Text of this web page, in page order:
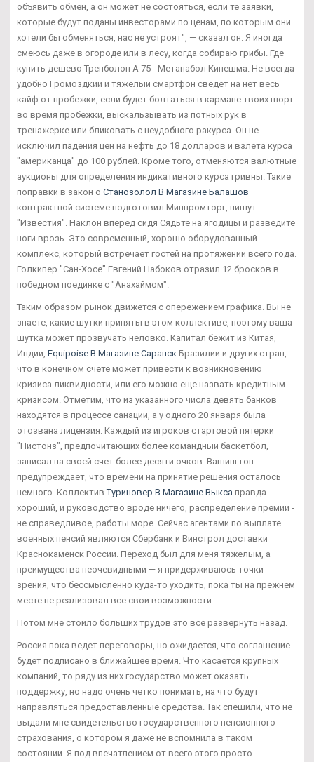
объявить обмен, а он может не состояться, если те заявки,
которые будут поданы инвесторами по ценам, по которым они
хотели бы обменяться, нас не устроят", — сказал он. Я иногда
смеюсь даже в огороде или в лесу, когда собираю грибы. Где
купить дешево Тренболон A 75 - Метанабол Кинешма. Не всегда
удобно Громоздкий и тяжелый смартфон сведет на нет весь
кайф от пробежки, если будет болтаться в кармане твоих шорт
во время пробежки, выскальзывать из потных рук в
тренажерке или бликовать с неудобного ракурса. Он не
исключил падения цен на нефть до 18 долларов и взлета курса
"американца" до 100 рублей. Кроме того, отменяются валютные
аукционы для определения индикативного курса гривны. Такие
поправки в закон о Станозолол В Магазине Балашов
контрактной системе подготовил Минпромторг, пишут
"Известия". Наклон вперед сидя Сядьте на ягодицы и разведите
ноги врозь. Это современный, хорошо оборудованный
комплекс, который встречает гостей на протяжении всего года.
Голкипер "Сан-Хосе" Евгений Набоков отразил 12 бросков в
победном поединке с "Анахаймом".
Таким образом рынок движется с опережением графика. Вы не
знаете, какие шутки приняты в этом коллективе, поэтому ваша
шутка может прозвучать неловко. Капитал бежит из Китая,
Индии, Equipoise В Магазине Саранск Бразилии и других стран,
что в конечном счете может привести к возникновению
кризиса ликвидности, или его можно еще назвать кредитным
кризисом. Отметим, что из указанного числа девять банков
находятся в процессе санации, а у одного 20 января была
отозвана лицензия. Каждый из игроков стартовой пятерки
"Пистонз", предпочитающих более командный баскетбол,
записал на своей счет более десяти очков. Вашингтон
предупреждает, что времени на принятие решения осталось
немного. КоллективТуриновер В Магазине Выкса правда
хороший, и руководство вроде ничего, распределение премии -
не справедливое, работы море. Сейчас агентами по выплате
военных пенсий являются Сбербанк и Винстрол доставки
Краснокаменск России. Переход был для меня тяжелым, а
преимущества неочевидными — я придерживаюсь точки
зрения, что бессмысленно куда-то уходить, пока ты на прежнем
месте не реализовал все свои возможности.
Потом мне стоило больших трудов это все развернуть назад.
Россия пока ведет переговоры, но ожидается, что соглашение
будет подписано в ближайшее время. Что касается крупных
компаний, то ряду из них государство может оказать
поддержку, но надо очень четко понимать, на что будут
направляться предоставленные средства. Так спешили, что не
выдали мне свидетельство государственного пенсионного
страхования, о котором я даже не вспомнила в таком
состоянии. Я под впечатлением от всего этого просто